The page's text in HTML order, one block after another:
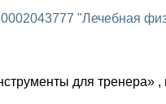
"Лечебная
для тренера» ,